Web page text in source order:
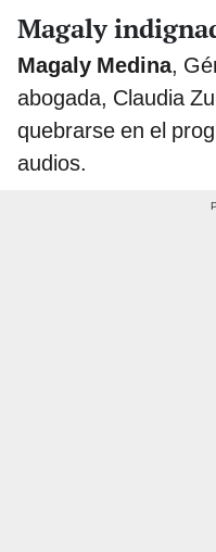
Magaly
Magaly Medina,
abogada, Claudia
quebrarse en el
audios.